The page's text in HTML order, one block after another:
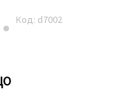
Код: d7002